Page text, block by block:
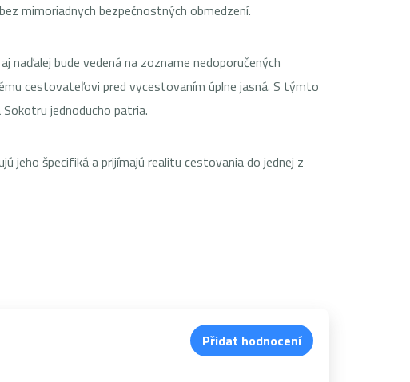
mimoriadnych bezpečnostných obmedzení.
bude vedená na zozname nedoporučených
cestovateľovi pred vycestovaním úplne jasná. S týmto
jednoducho patria.
jeho špecifiká a prijímajú realitu cestovania do jednej z
Přidat hodnocení